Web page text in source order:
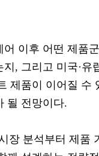
어 이후 어떤 제품
, 그리고 미국·유
제품이 이어질 수
될 전망이다.
장 분석부터 제품